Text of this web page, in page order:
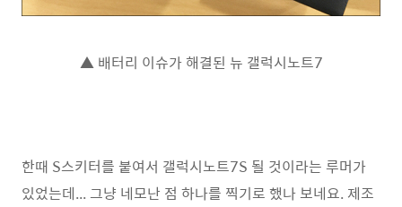
▲ 배터리 이슈가 해결된 뉴 갤럭시노트7
한때 S스키터를 붙여서 갤럭시노트7S 될 것이라는 루머가
있었는데... 그냥 네모난 점 하나를 찍기로 했나 보네요. 제조